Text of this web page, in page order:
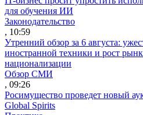
для обучения ИИ
Законодательство
, 10:59
Утренний обзор за 6 августа:
иностранной техники и рост
национализации
Обзор СМИ
, 09:26
Росимущество проведет новый
Global Spirits